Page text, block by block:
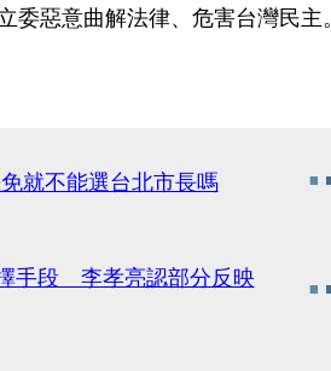
委惡意曲解法律、危害台灣民主。
就不能選台北市長嗎
手段 李孝亮認部分反映